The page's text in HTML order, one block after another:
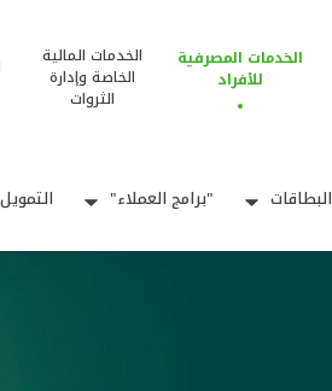
الخدمات المصرفية
للأفراد
الخدمات المالية
الخاصة وإدارة
الثروات
البطاقات "برامج العملاء" التمويل